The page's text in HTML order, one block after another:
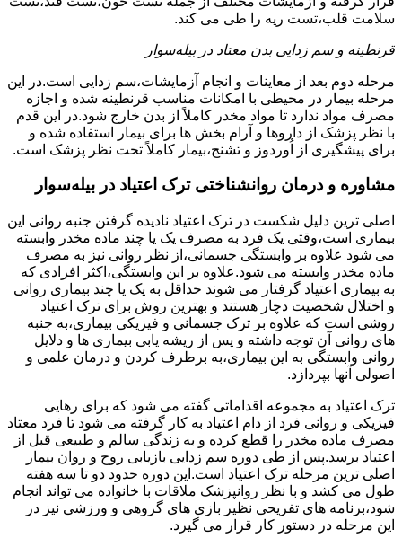
سلامت قلب،تست ریه را طی می کند.
قرنطینه و سم زدایی بدن معتاد در بیله‌سوار
مرحله دوم بعد از معاینات و انجام آزمایشات،سم زدایی است.در این
مرحله بیمار در محیطی با امکانات مناسب قرنطینه شده و اجازه
مصرف مواد ندارد تا مواد مخدر کاملاً از بدن خارج شود.در این قدم
با نظر پزشک از داروها و آرام بخش ها برای بیمار استفاده شده و
برای پیشگیری از اُوردوز و تشنج،بیمار کاملاً تحت نظر پزشک است.
مشاوره و درمان روانشناختی ترک اعتیاد در بیله‌سوار
اصلی ترین دلیل شکست در ترک اعتیاد نادیده گرفتن جنبه روانی این
بیماری است،وقتی یک فرد به مصرف یک یا چند ماده مخدر وابسته
می شود علاوه بر وابستگی جسمانی،از نظر روانی نیز به مصرف
ماده مخدر وابسته می شود.علاوه بر این وابستگی،اکثر افرادی که
به بیماری اعتیاد گرفتار می شوند حداقل به یک یا چند بیماری روانی
و اختلال شخصیت دچار هستند و بهترین روش برای ترک اعتیاد
روشی است که علاوه بر ترک جسمانی و فیزیکی بیماری،به جنبه
های روانی آن توجه داشته و پس از ریشه یابی بیماری ها و دلایل
روانی وابستگی به این بیماری،به برطرف کردن و درمان علمی و
اصولی آنها بپردازد.
ترک اعتیاد به مجموعه اقداماتی گفته می شود که برای رهایی
فیزیکی و روانی فرد از دام اعتیاد به کار گرفته می شود تا فرد معتاد
مصرف ماده مخدر را قطع کرده و به زندگی سالم و طبیعی قبل از
اعتیاد برسد.پس از طی دوره سم زدایی بازیابی روح و روان بیمار
اصلی ترین مرحله ترک اعتیاد است.این دوره حدود دو تا سه هفته
طول می کشد و با نظر روانپزشک ملاقات با خانواده می تواند انجام
شود،برنامه های تفریحی نظیر بازی های گروهی و ورزشی نیز در
این مرحله در دستور کار قرار می گیرد.